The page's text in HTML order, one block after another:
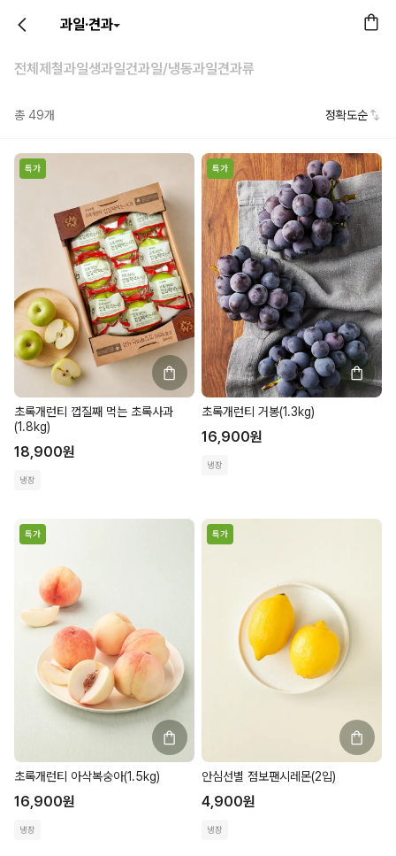
과일·견과
전체 제철과일생과일건과일/냉동과일견과류
총 49개 정확도순
특가
초록개런티 껍질째 먹는 초록사과
(1.8kg)
18,900원
냉장
특가
초록개런티 거봉(1.3kg)
16,900원
냉장
특가
초록개런티 아삭복숭아(1.5kg)
16,900원
냉장
특가
안심선별 점보팬시레몬(2입)
4,900원
냉장